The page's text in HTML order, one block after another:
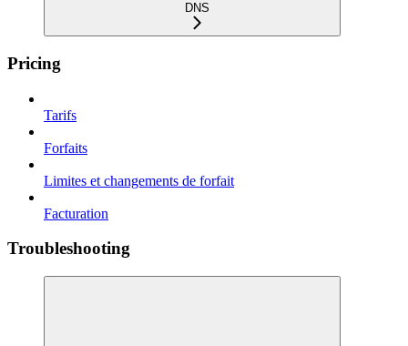
DNS
Pricing
Tarifs
Forfaits
Limites et changements de forfait
Facturation
Troubleshooting